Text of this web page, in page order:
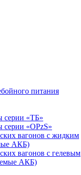
питания
серии «ТБ»
серии «OPzS»
вагонов с жидким
АКБ)
вагонов с гелевым
АКБ)